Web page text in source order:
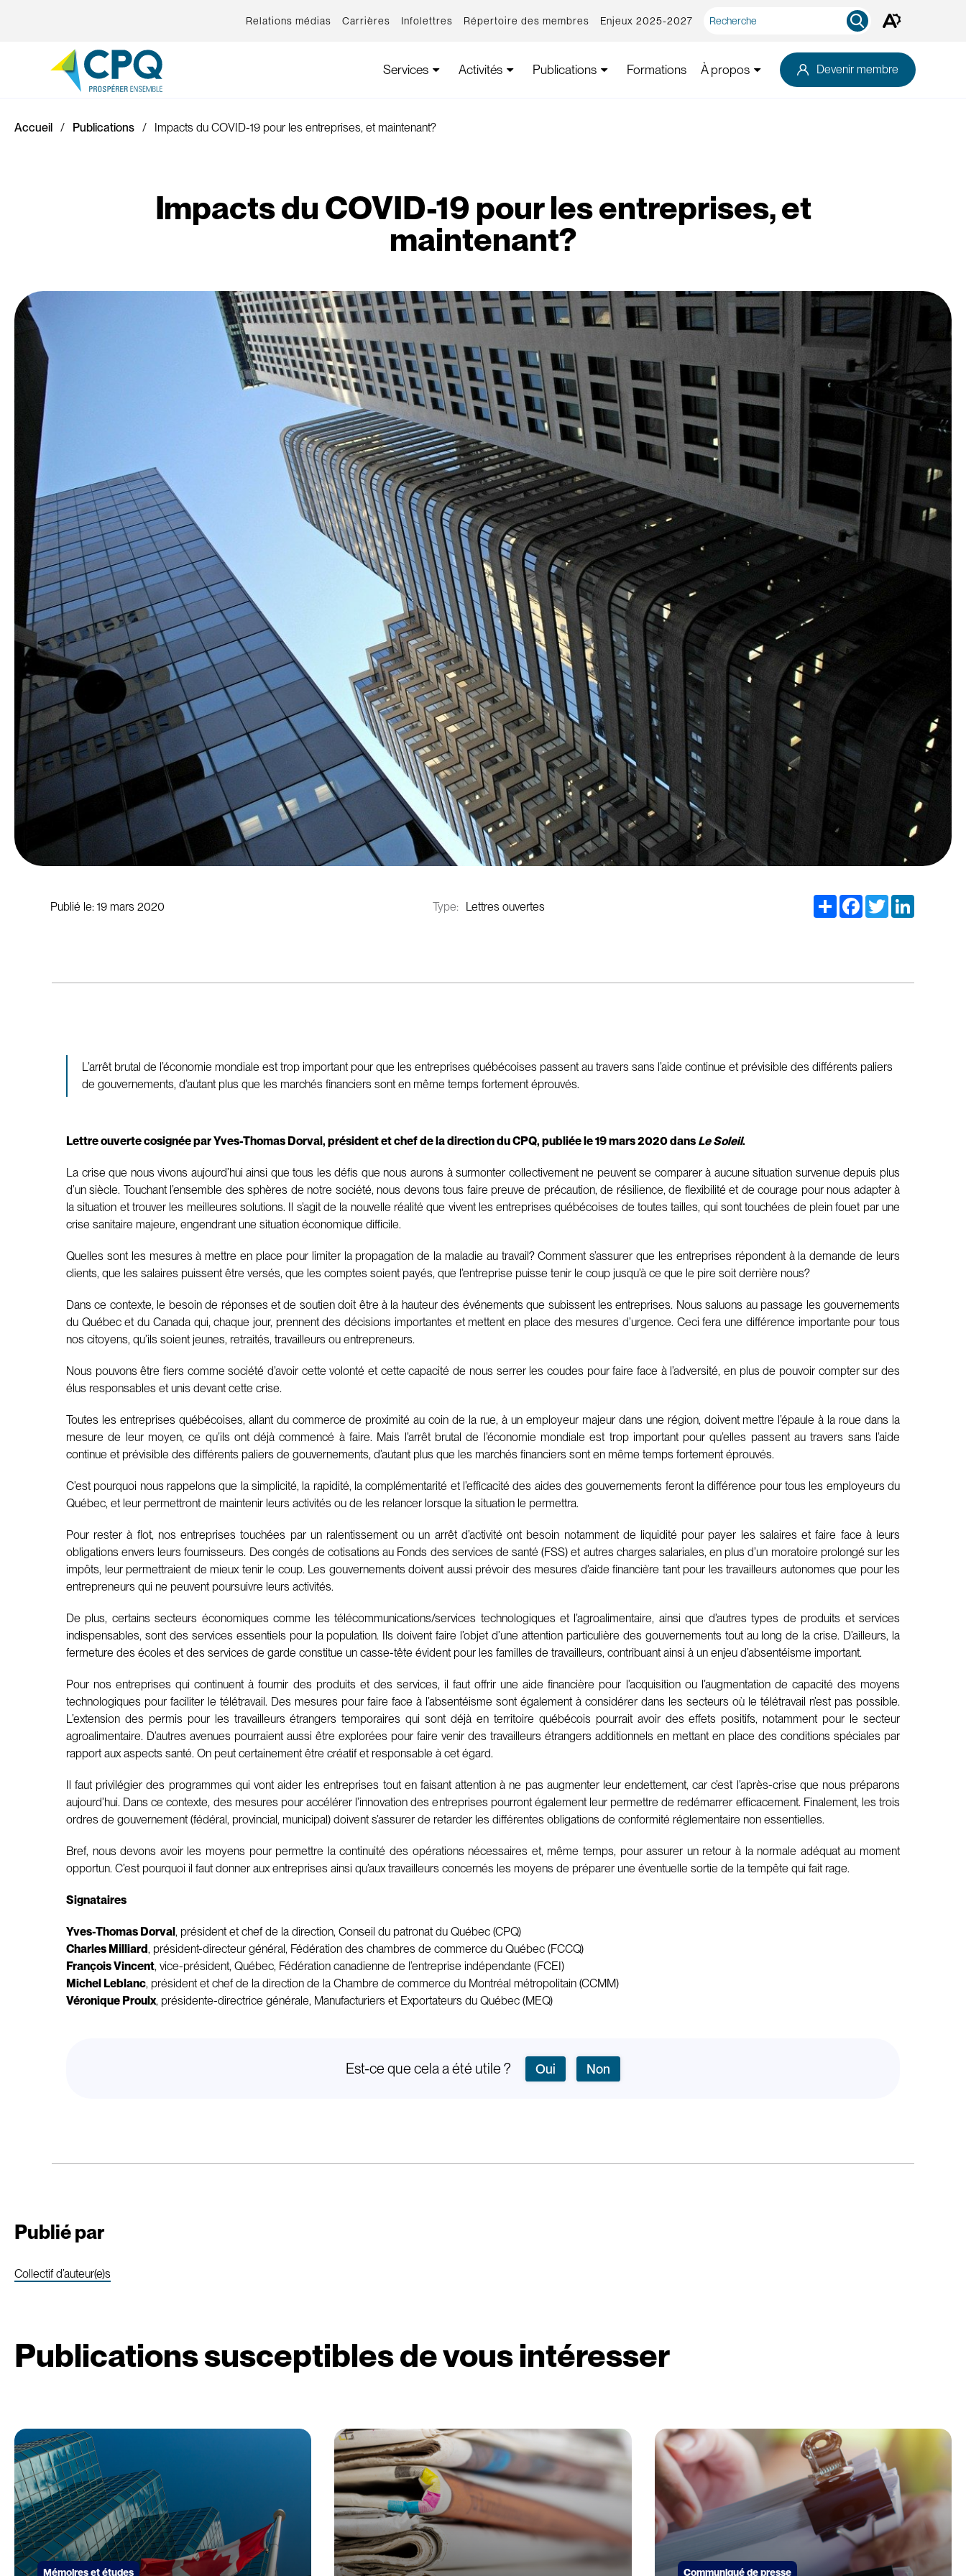
Relations médias Carrières Infolettres Répertoire des membres Enjeux 2025-2027
rapide
Ouvrez
d'outils
d'accessibilité.
Services Activités Publications Formations À propos Devenir membre
Accueil Publications Impacts du COVID-19 pour les entreprises, et maintenant?
Impacts du COVID-19 pour les entreprises, et
maintenant?
Publié le: 19 mars 2020 Type: Lettres ouvertes Share Facebook
Twitter
L’arrêt brutal de l’économie mondiale est trop important pour que les entreprises québécoises passent au travers sans l’aide continue et prévisible des différents paliers
de gouvernements, d’autant plus que les marchés financiers sont en même temps fortement éprouvés.
Lettre ouverte cosignée par Yves-Thomas Dorval, président et chef de la direction du CPQ, publiée le 19 mars 2020 dans Le Soleil.
La crise que nous vivons aujourd’hui ainsi que tous les défis que nous aurons à surmonter collectivement ne peuvent se comparer à aucune situation survenue depuis plus
d’un siècle. Touchant l’ensemble des sphères de notre société, nous devons tous faire preuve de précaution, de résilience, de flexibilité et de courage pour nous adapter à
la situation et trouver les meilleures solutions. Il s’agit de la nouvelle réalité que vivent les entreprises québécoises de toutes tailles, qui sont touchées de plein fouet par une
crise sanitaire majeure, engendrant une situation économique difficile.
Quelles sont les mesures à mettre en place pour limiter la propagation de la maladie au travail? Comment s’assurer que les entreprises répondent à la demande de leurs
clients, que les salaires puissent être versés, que les comptes soient payés, que l’entreprise puisse tenir le coup jusqu’à ce que le pire soit derrière nous?
Dans ce contexte, le besoin de réponses et de soutien doit être à la hauteur des événements que subissent les entreprises. Nous saluons au passage les gouvernements
du Québec et du Canada qui, chaque jour, prennent des décisions importantes et mettent en place des mesures d’urgence. Ceci fera une différence importante pour tous
nos citoyens, qu’ils soient jeunes, retraités, travailleurs ou entrepreneurs.
Nous pouvons être fiers comme société d’avoir cette volonté et cette capacité de nous serrer les coudes pour faire face à l’adversité, en plus de pouvoir compter sur des
élus responsables et unis devant cette crise.
Toutes les entreprises québécoises, allant du commerce de proximité au coin de la rue, à un employeur majeur dans une région, doivent mettre l’épaule à la roue dans la
mesure de leur moyen, ce qu’ils ont déjà commencé à faire. Mais l’arrêt brutal de l’économie mondiale est trop important pour qu’elles passent au travers sans l’aide
continue et prévisible des différents paliers de gouvernements, d’autant plus que les marchés financiers sont en même temps fortement éprouvés.
C’est pourquoi nous rappelons que la simplicité, la rapidité, la complémentarité et l’efficacité des aides des gouvernements feront la différence pour tous les employeurs du
Québec, et leur permettront de maintenir leurs activités ou de les relancer lorsque la situation le permettra.
Pour rester à flot, nos entreprises touchées par un ralentissement ou un arrêt d’activité ont besoin notamment de liquidité pour payer les salaires et faire face à leurs
obligations envers leurs fournisseurs. Des congés de cotisations au Fonds des services de santé (FSS) et autres charges salariales, en plus d’un moratoire prolongé sur les
impôts, leur permettraient de mieux tenir le coup. Les gouvernements doivent aussi prévoir des mesures d’aide financière tant pour les travailleurs autonomes que pour les
entrepreneurs qui ne peuvent poursuivre leurs activités.
De plus, certains secteurs économiques comme les télécommunications/services technologiques et l’agroalimentaire, ainsi que d’autres types de produits et services
indispensables, sont des services essentiels pour la population. Ils doivent faire l’objet d’une attention particulière des gouvernements tout au long de la crise. D’ailleurs, la
fermeture des écoles et des services de garde constitue un casse-tête évident pour les familles de travailleurs, contribuant ainsi à un enjeu d’absentéisme important.
Pour nos entreprises qui continuent à fournir des produits et des services, il faut offrir une aide financière pour l’acquisition ou l’augmentation de capacité des moyens
technologiques pour faciliter le télétravail. Des mesures pour faire face à l’absentéisme sont également à considérer dans les secteurs où le télétravail n’est pas possible.
L’extension des permis pour les travailleurs étrangers temporaires qui sont déjà en territoire québécois pourrait avoir des effets positifs, notamment pour le secteur
agroalimentaire. D’autres avenues pourraient aussi être explorées pour faire venir des travailleurs étrangers additionnels en mettant en place des conditions spéciales par
rapport aux aspects santé. On peut certainement être créatif et responsable à cet égard.
Il faut privilégier des programmes qui vont aider les entreprises tout en faisant attention à ne pas augmenter leur endettement, car c’est l’après-crise que nous préparons
aujourd’hui. Dans ce contexte, des mesures pour accélérer l’innovation des entreprises pourront également leur permettre de redémarrer efficacement. Finalement, les trois
ordres de gouvernement (fédéral, provincial, municipal) doivent s’assurer de retarder les différentes obligations de conformité réglementaire non essentielles.
Bref, nous devons avoir les moyens pour permettre la continuité des opérations nécessaires et, même temps, pour assurer un retour à la normale adéquat au moment
opportun. C’est pourquoi il faut donner aux entreprises ainsi qu’aux travailleurs concernés les moyens de préparer une éventuelle sortie de la tempête qui fait rage.
Signataires
Yves-Thomas Dorval, président et chef de la direction, Conseil du patronat du Québec (CPQ)
Charles Milliard, président-directeur général, Fédération des chambres de commerce du Québec (FCCQ)
François Vincent, vice-président, Québec, Fédération canadienne de l’entreprise indépendante (FCEI)
Michel Leblanc, président et chef de la direction de la Chambre de commerce du Montréal métropolitain (CCMM)
Véronique Proulx, présidente-directrice générale, Manufacturiers et Exportateurs du Québec (MEQ)
Est-ce que cela a été utile ? Oui Non
Publié par
Collectif d’auteur(e)s
Publications susceptibles de vous intéresser
Mémoires et études Communiqué de presse